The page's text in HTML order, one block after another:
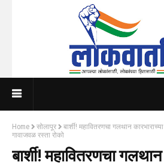
Home सोलापूर
बार्शी! महावितरणचा गलथान
गावाजवळ रस्ता रोको
बार्शी! महावितरणचा गलथान